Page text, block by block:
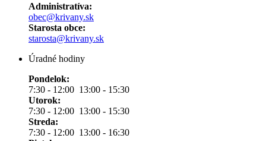
Administratíva:
obec@krivany.sk
Starosta obce:
starosta@krivany.sk
Úradné hodiny
Pondelok:
7:30 - 12:00 13:00 - 15:30
Utorok:
7:30 - 12:00 13:00 - 15:30
Streda:
7:30 - 12:00 13:00 - 16:30